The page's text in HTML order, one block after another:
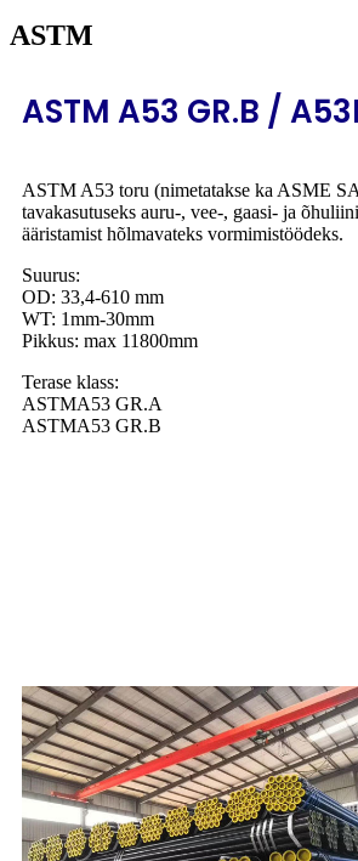
ASTM
ASTM A53 GR.B /
ASTM A53 toru (nimetatakse ka ASME
tavakasutuseks auru-, vee-, gaasi- ja
ääristamist hõlmavateks vormimistöödeks.
Suurus:
OD: 33,4-610 mm
WT: 1mm-30mm
Pikkus: max 11800mm
Terase klass:
ASTMA53 GR.A
ASTMA53 GR.B